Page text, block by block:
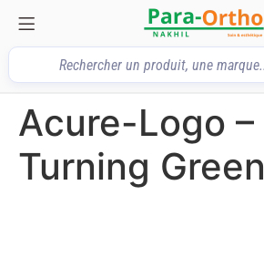
Acure-Logo –
Turning Green